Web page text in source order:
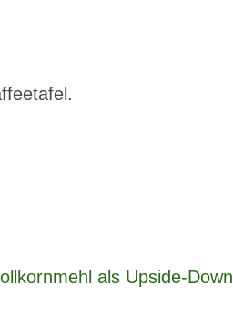
als Upside-Down